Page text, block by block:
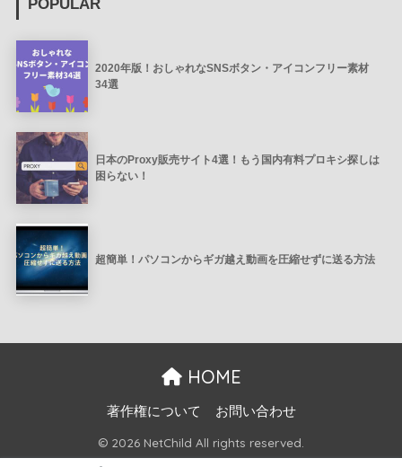
POPULAR
2020年版！おしゃれなSNSボタン・アイコンフリー素材
34選
日本のProxy販売サイト4選！もう国内有料プロキシ探しは
困らない！
超簡単！パソコンからギガ越え動画を圧縮せずに送る方法
HOME
著作権について お問い合わせ
© 2026 NetChild All rights reserved.